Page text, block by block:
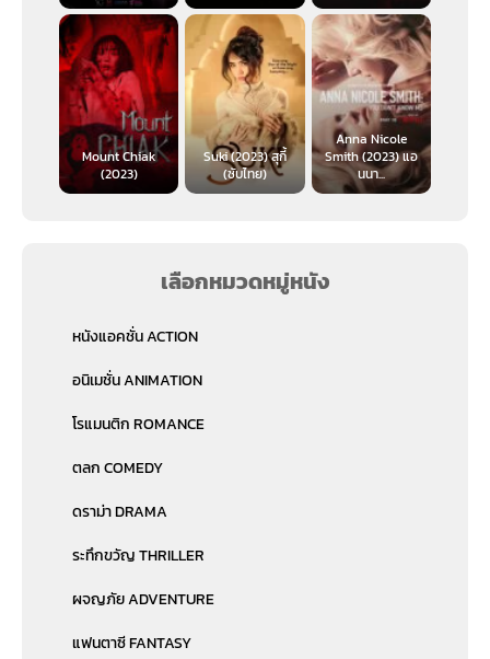
Mount Chiak
(2023)
Suki (2023) สุกี้
(ซับไทย)
Anna Nicole
Smith (2023) แอ
นนา...
เลือกหมวดหมู่หนัง
หนังแอคชั่น ACTION
อนิเมชั่น ANIMATION
โรแมนติก ROMANCE
ตลก COMEDY
ดราม่า DRAMA
ระทึกขวัญ THRILLER
ผจญภัย ADVENTURE
แฟนตาซี FANTASY